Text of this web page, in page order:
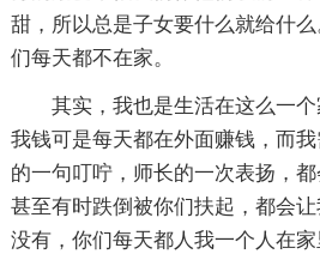
甜，所以总是子女要什么就给什
们每天都不在家。
其实，我也是生活在这么一
我钱可是每天都在外面赚钱，而
的一句叮咛，师长的一次表扬，都
甚至有时跌倒被你们扶起，都会
没有，你们每天都人我一个人在